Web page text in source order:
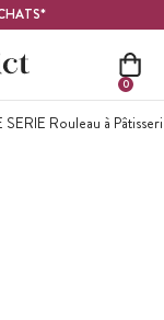
0
SERIE Rouleau à